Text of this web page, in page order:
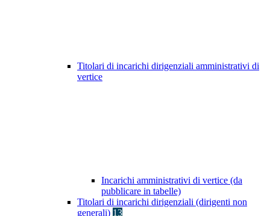
Titolari di incarichi dirigenziali amministrativi di
vertice
Incarichi amministrativi di vertice (da
pubblicare in tabelle)
Titolari di incarichi dirigenziali (dirigenti non
generali) 13